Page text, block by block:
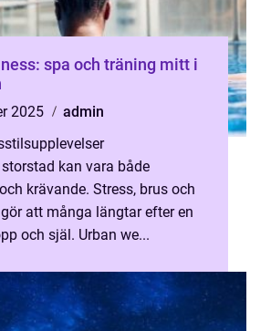
spa och träning mitt i
2025
admin
kan vara både
krävande. Stress, brus och
att många längtar efter en
och själ. Urban we...